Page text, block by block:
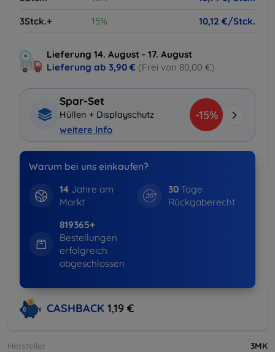
3Stck.+
15% 10,12 €/Stck.
Lieferung 14. August - 17. August
Lieferung ab 3,90 € (Frei von 80,00 €)
Spar-Set
Hüllen + Displayschutz
weitere Info
-15%
Warum bei uns einkaufen?
14Jahre am
Markt
30 Tage
Rückgaberecht
819365+
Bestellungen
erfolgreich
abgeschlossen
CASHBACK 1,19 €
Hersteller
3MK